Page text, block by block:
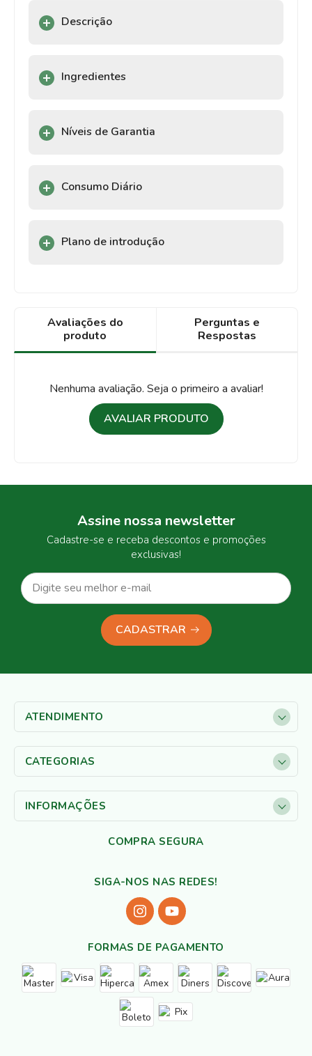
Descrição
Ingredientes
Níveis de Garantia
Consumo Diário
Plano de introdução
Avaliações do
produto
Perguntas e
Respostas
Nenhuma avaliação. Seja o primeiro a avaliar!
AVALIAR PRODUTO
Assine nossa newsletter
Cadastre-se e receba descontos e promoções
exclusivas!
CADASTRAR
CATEGORIAS
INFORMAÇÕES
COMPRA SEGURA
ATENDIMENTO
SIGA-NOS NAS REDES!
FORMAS DE PAGAMENTO